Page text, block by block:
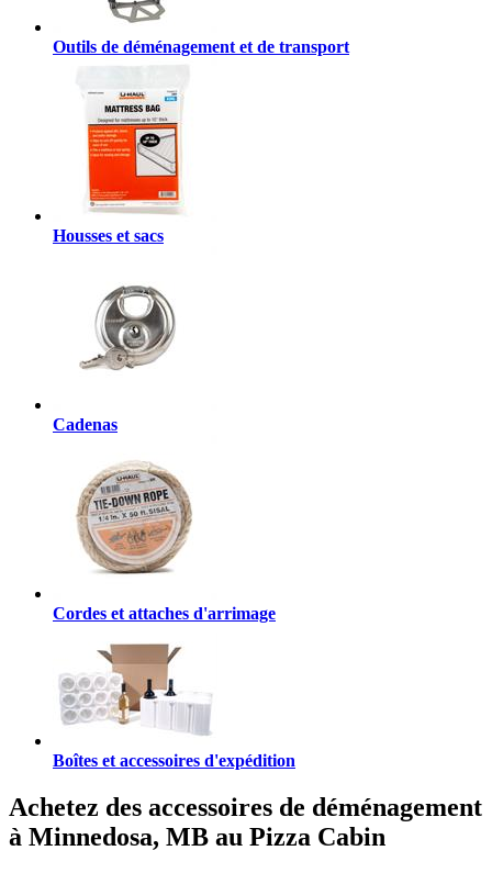
Outils de déménagement et de transport
Housses et sacs
Cadenas
Cordes et attaches d'arrimage
Boîtes et accessoires d'expédition
Achetez des accessoires de déménagement
à Minnedosa, MB au Pizza Cabin